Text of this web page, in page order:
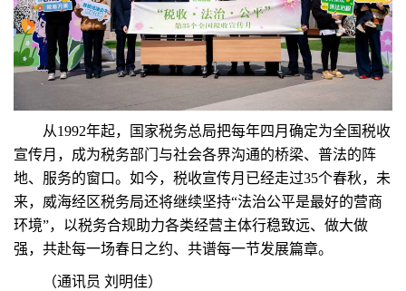
从1992年起，国家税务总局把每年四月确定为全国税收
宣传月，成为税务部门与社会各界沟通的桥梁、普法的阵
地、服务的窗口。如今，税收宣传月已经走过35个春秋，未
来，威海经区税务局还将继续坚持“法治公平是最好的营商
环境”，以税务合规助力各类经营主体行稳致远、做大做
强，共赴每一场春日之约、共谱每一节发展篇章。
（通讯员 刘明佳）